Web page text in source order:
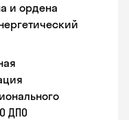
и ордена
ДПО